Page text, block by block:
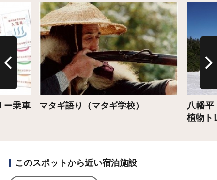
乗車 マタギ語り（マタギ学校）
詳細はこちら
八幡
植物ト
このスポットから近い宿泊施設